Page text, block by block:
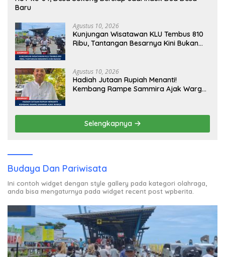
Baru
Agustus 10, 2026
Kunjungan Wisatawan KLU Tembus 810
Ribu, Tantangan Besarnya Kini Bukan
Agustus 10, 2026
Hadiah Jutaan Rupiah Menanti!
Kembang Rampe Sammira Ajak Warga
Selengkapnya
Budaya Dan Pariwisata
Ini contoh widget dengan style gallery pada kategori olahraga,
anda bisa mengaturnya pada widget recent post wpberita.